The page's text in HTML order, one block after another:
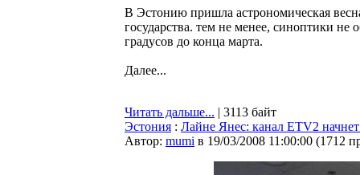
В Эстонию пришла астрономическая
государства. тем не менее, синоптики
градусов до конца марта.
Далее...
Читать дальше... | 3113 байт
Эстония : Лайне Янес: канал ETV2
Автор: mumi в 19/03/2008 11:00:00 (1712